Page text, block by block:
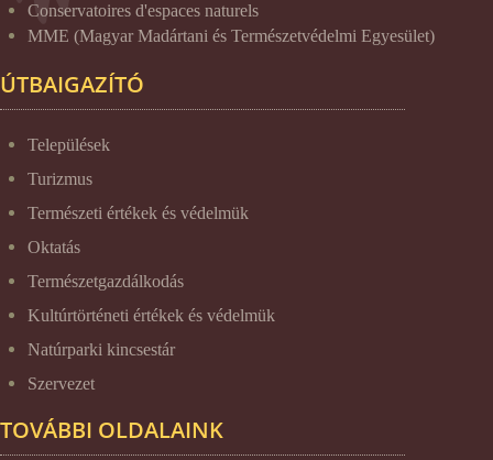
Conservatoires d'espaces naturels
MME (Magyar Madártani és Természetvédelmi Egyesület)
ÚTBAIGAZÍTÓ
Települések
Turizmus
Természeti értékek és védelmük
Oktatás
Természetgazdálkodás
Kultúrtörténeti értékek és védelmük
Natúrparki kincsestár
Szervezet
TOVÁBBI OLDALAINK